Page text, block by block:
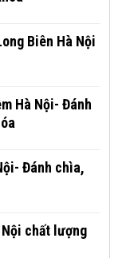
Biên Hà Nội
Hà Nội- Đánh
Đánh chìa,
chất lượng